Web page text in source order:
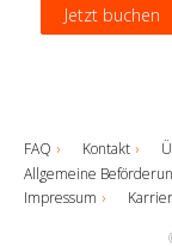
Jetzt buchen
Jetzt buchen
Jetzt buchen
Jetzt buchen
FAQ Kontakt
Allgemeine
Impressum